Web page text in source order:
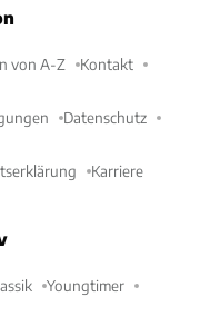
von A-Z Kontakt
Datenschutz
Karriere
Youngtimer